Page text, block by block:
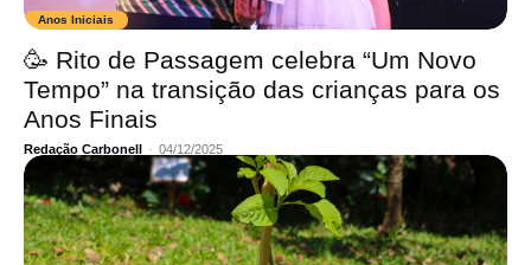
Anos Iniciais
🥳 Rito de Passagem celebra “Um Novo
Tempo” na transição das crianças para os
Anos Finais
Redação Carbonell - 04/12/2025